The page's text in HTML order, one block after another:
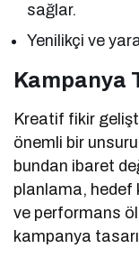
sağlar.
Yenilikçi ve
Kampanya
Kreatif fikir
önemli bir
bundan ibaret
planlama,
ve performans
kampanya